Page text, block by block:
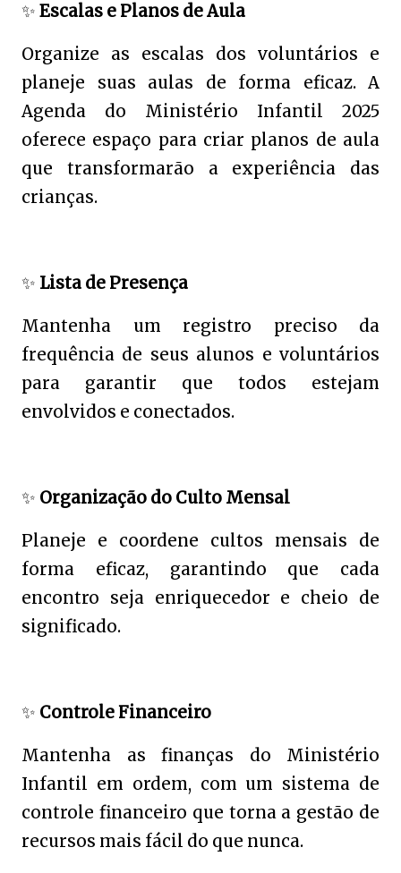
✨ Escalas e Planos de Aula
Organize as escalas dos voluntários e
planeje suas aulas de forma eficaz. A
Agenda do Ministério Infantil 2025
oferece espaço para criar planos de aula
que transformarão a experiência das
crianças.
✨ Lista de Presença
Mantenha um registro preciso da
frequência de seus alunos e voluntários
para garantir que todos estejam
envolvidos e conectados.
✨ Organização do Culto Mensal
Planeje e coordene cultos mensais de
forma eficaz, garantindo que cada
encontro seja enriquecedor e cheio de
significado.
✨ Controle Financeiro
Mantenha as finanças do Ministério
Infantil em ordem, com um sistema de
controle financeiro que torna a gestão de
recursos mais fácil do que nunca.